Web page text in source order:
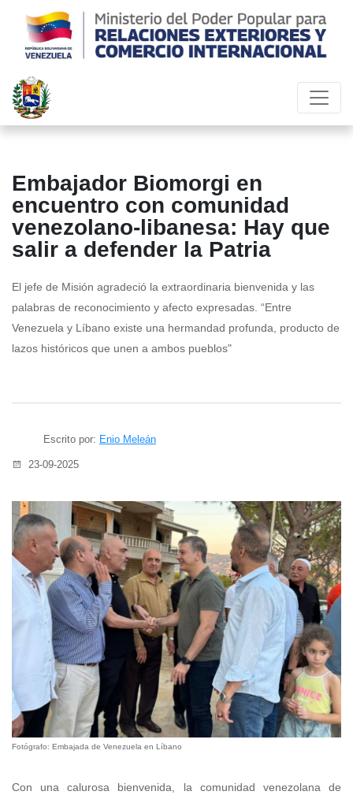
Embajador Biomorgi en
encuentro con comunidad
venezolano-libanesa: Hay que
salir a defender la Patria
El jefe de Misión agradeció la extraordinaria bienvenida y las
palabras de reconocimiento y afecto expresadas. “Entre
Venezuela y Líbano existe una hermandad profunda, producto de
lazos históricos que unen a ambos pueblos"
Escrito por: Enio Meleán
23-09-2025
Fotógrafo: Embajada de Venezuela en Líbano
Con una calurosa bienvenida, la comunidad venezolana de